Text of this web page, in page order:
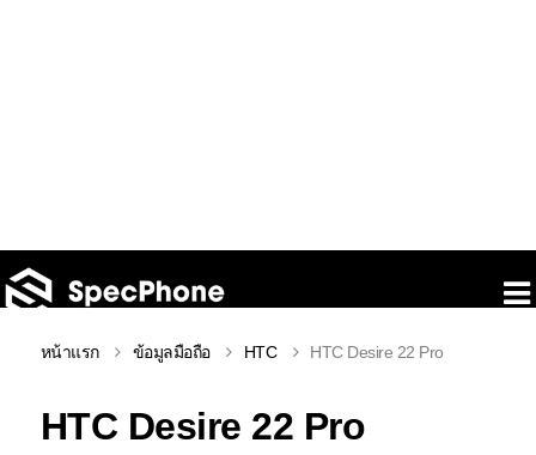
หน้าแรก ข้อมูลมือถือ HTC HTC Desire 22 Pro
HTC Desire 22 Pro